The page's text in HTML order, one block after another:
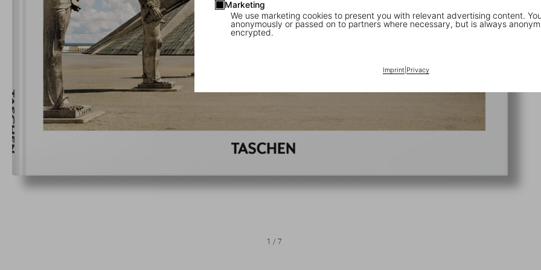
Marketing
We use marketing cookies to present you with relevant advertising content.
anonymously or passed on to partners where necessary, but is always
encrypted.
Imprint| Privacy
1 /7